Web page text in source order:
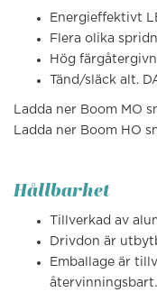
Energieffektivt
Flera olika
Hög
Tänd/släck alt.
Ladda ner Boom MO
Ladda ner Boom HO
Hållbarhet
Tillverkad av
Drivdon är
Emballage är
återvinningsbart.